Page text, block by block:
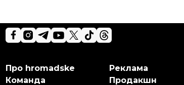
Про hromadske
Команда
Реклама
Продакшн